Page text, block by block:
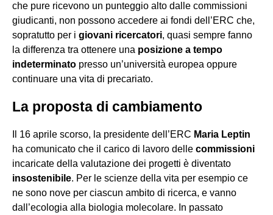
che pure ricevono un punteggio alto dalle commissioni
giudicanti, non possono accedere ai fondi dell’ERC che,
sopratutto per i giovani ricercatori, quasi sempre fanno
la differenza tra ottenere una posizione a tempo
indeterminato presso un’università europea oppure
continuare una vita di precariato.
La proposta di cambiamento
Il 16 aprile scorso, la presidente dell’ERC Maria Leptin
ha comunicato che il carico di lavoro delle commissioni
incaricate della valutazione dei progetti è diventato
insostenibile. Per le scienze della vita per esempio ce
ne sono nove per ciascun ambito di ricerca, e vanno
dall’ecologia alla biologia molecolare. In passato